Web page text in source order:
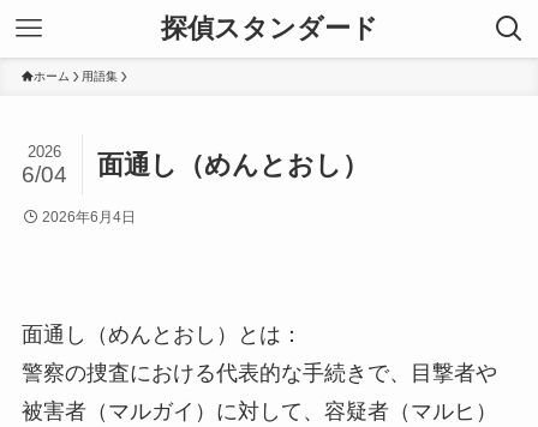
探偵スタンダード
ホーム 用語集
面通し（めんとおし）
2026
6/04
2026年6月4日
面通し（めんとおし）とは：
警察の捜査における代表的な手続きで、目撃者や
被害者（マルガイ）に対して、容疑者（マルヒ）